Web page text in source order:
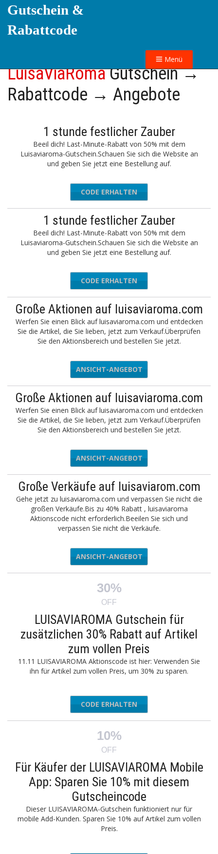
Gutschein &
Rabattcode
Menü
LuisaViaRomaGutschein →
Rabattcode → Angebote
1 stunde festlicher Zauber
Beeil dich! Last-Minute-Rabatt von 50% mit dem
Luisaviaroma-Gutschein.Schauen Sie sich die Website an
und geben Sie jetzt eine Bestellung auf.
L50
CODE ERHALTEN
1 stunde festlicher Zauber
Beeil dich! Last-Minute-Rabatt von 50% mit dem
Luisaviaroma-Gutschein.Schauen Sie sich die Website an
und geben Sie jetzt eine Bestellung auf.
L50
CODE ERHALTEN
Große Aktionen auf luisaviaroma.com
Werfen Sie einen Blick auf luisaviaroma.com und entdecken
Sie die Artikel, die Sie lieben, jetzt zum Verkauf.Überprüfen
Sie den Aktionsbereich und bestellen Sie jetzt.
ANSICHT-ANGEBOT
Große Aktionen auf luisaviaroma.com
Werfen Sie einen Blick auf luisaviaroma.com und entdecken
Sie die Artikel, die Sie lieben, jetzt zum Verkauf.Überprüfen
Sie den Aktionsbereich und bestellen Sie jetzt.
ANSICHT-ANGEBOT
Große Verkäufe auf luisaviarom.com
Gehe jetzt zu luisaviaroma.com und verpassen Sie nicht die
großen Verkäufe.Bis zu 40% Rabatt , luisaviaroma
Aktionscode nicht erforderlich.Beeilen Sie sich und
verpassen Sie nicht die Verkäufe.
ANSICHT-ANGEBOT
30%
OFF
LUISAVIAROMA Gutschein für
zusätzlichen 30% Rabatt auf Artikel
zum vollen Preis
11.11 LUISAVIAROMA Aktionscode ist hier: Verwenden Sie
ihn für Artikel zum vollen Preis, um 30% zu sparen.
SD30
CODE ERHALTEN
10%
OFF
Für Käufer der LUISAVIAROMA Mobile
App: Sparen Sie 10% mit diesem
Gutscheincode
Dieser LUISAVIAROMA-Gutschein funktioniert nur für
mobile Add-Kunden. Sparen Sie 10% auf Artikel zum vollen
Preis.